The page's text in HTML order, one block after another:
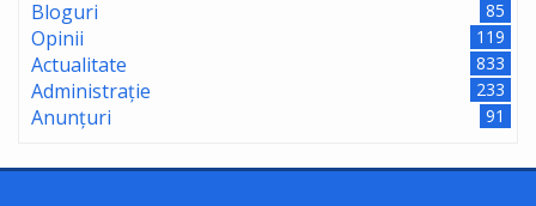
Bloguri 85
Opinii 119
Actualitate 833
Administrație 233
Anunțuri 91